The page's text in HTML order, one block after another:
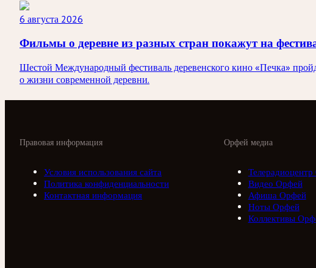
6 августа 2026
Фильмы о деревне из разных стран покажут на
Шестой Международный фестиваль деревенского кино «Печка»
о жизни современной деревни.
Орфей медиа
Видео Орфей
Афиша Орфей
Ноты Орфей
Коллективы
Правовая информация
Условия использования сайта
Политика конфиденциальности
Контактная информация